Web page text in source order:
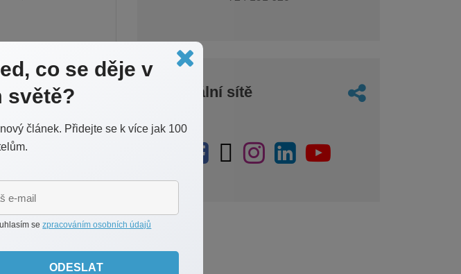
Sociální sítě
co se děje v
světě?
článek. Přidejte se k více jak 100
sezpracováním osobních údajů
ODESLAT